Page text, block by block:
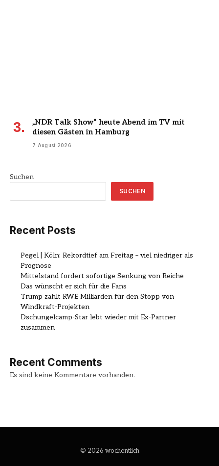
„NDR Talk Show“ heute Abend im TV mit
diesen Gästen in Hamburg
7 August 2026
Suchen
SUCHEN
Recent Posts
Pegel | Köln: Rekordtief am Freitag – viel niedriger als
Prognose
Mittelstand fordert sofortige Senkung von Reiche
Das wünscht er sich für die Fans
Trump zahlt RWE Milliarden für den Stopp von
Windkraft-Projekten
Dschungelcamp-Star lebt wieder mit Ex-Partner
zusammen
Recent Comments
Es sind keine Kommentare vorhanden.
© 2026 wochentlich